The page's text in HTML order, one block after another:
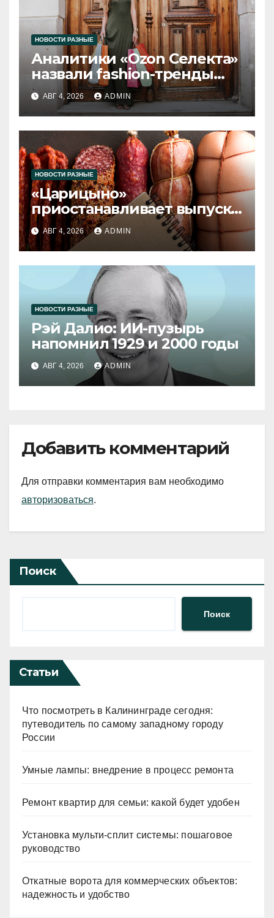
НОВОСТИ РАЗНЫЕ
Аналитики «Ozon Селекта»
назвали fashion-тренды
2026 года
АВГ 4, 2026 ADMIN
НОВОСТИ РАЗНЫЕ
«Царицыно»
приостанавливает выпуск
продукции
АВГ 4, 2026 ADMIN
НОВОСТИ РАЗНЫЕ
Рэй Далио: ИИ-пузырь
напомнил 1929 и 2000 годы
АВГ 4, 2026 ADMIN
Добавить комментарий
Для отправки комментария вам необходимо
авторизоваться.
Поиск
Поиск
Статьи
Что посмотреть в Калининграде сегодня:
путеводитель по самому западному городу
России
Умные лампы: внедрение в процесс ремонта
Ремонт квартир для семьи: какой будет удобен
Установка мульти-сплит системы: пошаговое
руководство
Откатные ворота для коммерческих объектов:
надежность и удобство